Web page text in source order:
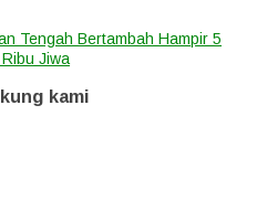
Tengah Bertambah Hampir 5
Jiwa
kami